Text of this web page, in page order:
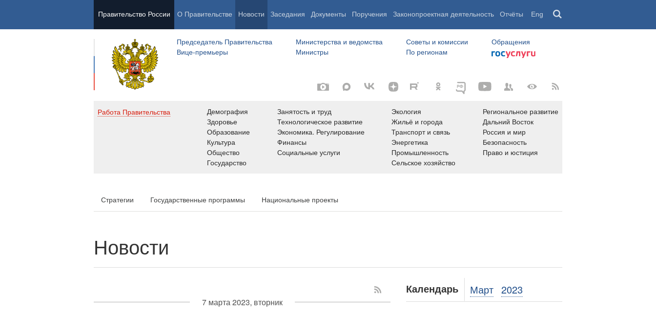
Правительство России О Правительстве Новости Заседания Документы Поручения Законопроектная деятельность Отчёты Eng
Председатель Правительства
Вице-премьеры
Министерства и ведомства
Министры
Советы и комиссии
По регионам
Обращения
Работа Правительства
Демография
Здоровье
Образование
Культура
Общество
Государство
Занятость и труд
Технологическое развитие
Экономика. Регулирование
Финансы
Социальные услуги
Экология
Жильё и города
Транспорт и связь
Энергетика
Промышленность
Сельское хозяйство
Региональное развитие
Дальний Восток
Россия и мир
Безопасность
Право и юстиция
Стратегии Государственные программы Национальные проекты
Новости
7 марта 2023, вторник
Календарь Март 2023